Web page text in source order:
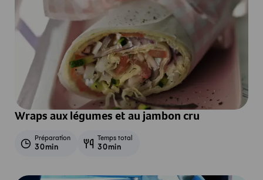
Wraps aux légumes et au jambon cru
Préparation
30min
Temps total
30min